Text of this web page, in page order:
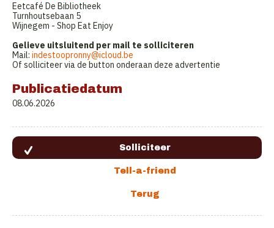
Eetcafé De Bibliotheek
Turnhoutsebaan 5
Wijnegem - Shop Eat Enjoy
Gelieve uitsluitend per mail te solliciteren
Mail: indestoopronny@icloud.be
Of solliciteer via de button onderaan deze advertentie
Publicatiedatum
08.06.2026